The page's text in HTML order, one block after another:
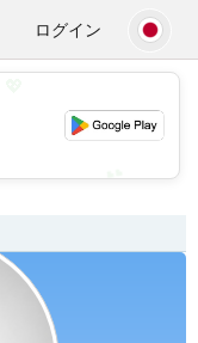
ログイン